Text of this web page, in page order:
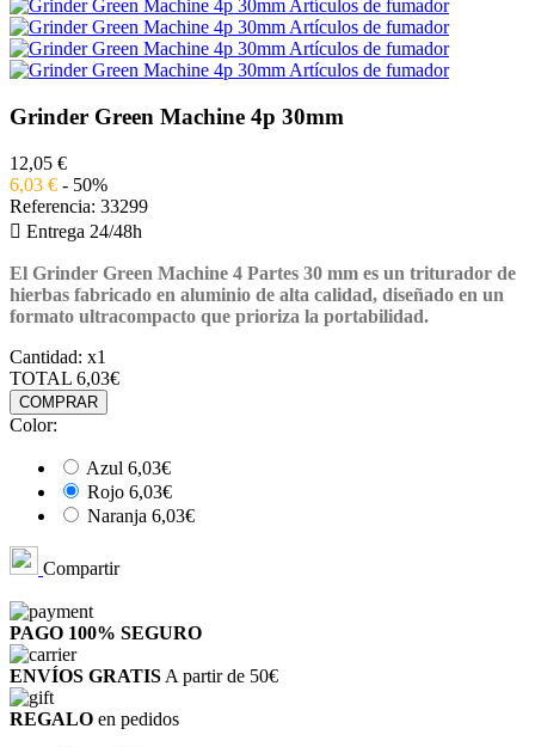
Grinder Green Machine 4p 30mm
12,05 €
6,03 € - 50%
Referencia: 33299
 Entrega 24/48h
El Grinder Green Machine 4 Partes 30 mm es un triturador de
hierbas fabricado en aluminio de alta calidad, diseñado en un
formato ultracompacto que prioriza la portabilidad.
Cantidad: x1
TOTAL 6,03€
COMPRAR
Color:
Azul 6,03€
Rojo 6,03€
Naranja 6,03€
Compartir
PAGO 100% SEGURO
ENVÍOS GRATIS A partir de 50€
REGALO en pedidos